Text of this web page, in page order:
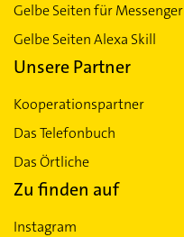
Gelbe Seiten für Messenger
Gelbe Seiten Alexa Skill
Unsere Partner
Kooperationspartner
Das Telefonbuch
Das Örtliche
Zu finden auf
Instagram